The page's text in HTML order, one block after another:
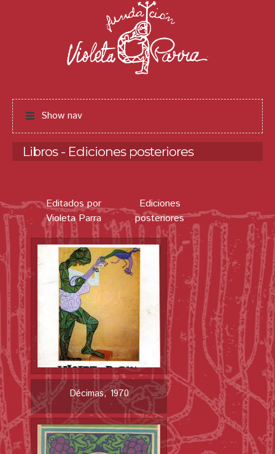
Jump to navigation
Show nav
Libros - Ediciones posteriores
Editados por
Violeta Parra
Ediciones
posteriores
Décimas, 1970